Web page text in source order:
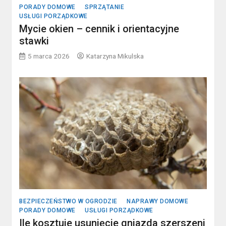
PORADY DOMOWE
SPRZĄTANIE
USŁUGI PORZĄDKOWE
Mycie okien – cennik i orientacyjne
stawki
5 marca 2026 Katarzyna Mikulska
BEZPIECZEŃSTWO W OGRODZIE
NAPRAWY DOMOWE
PORADY DOMOWE
USŁUGI PORZĄDKOWE
Ile kosztuje usunięcie gniazda szerszeni